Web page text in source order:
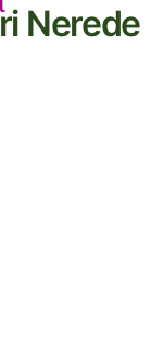
Nerede